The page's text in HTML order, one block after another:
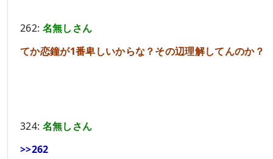
262: 名無しさん
てか恋鐘が1番卑しいからな？その辺理解してんのか？
324: 名無しさん
>>262